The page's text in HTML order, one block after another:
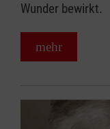
Wunder bewirkt.
mehr